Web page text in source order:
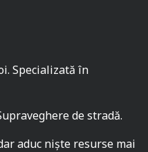
Specializată în
de stradă.
aduc niște resurse mai